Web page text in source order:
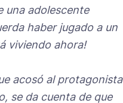
una adolescente
haber jugado a un
viviendo ahora!
acosó al protagonista
se da cuenta de que